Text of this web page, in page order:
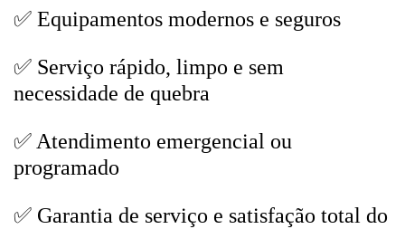
✅ Equipamentos modernos e seguros
✅ Serviço rápido, limpo e sem
necessidade de quebra
✅ Atendimento emergencial ou
programado
✅ Garantia de serviço e satisfação total do